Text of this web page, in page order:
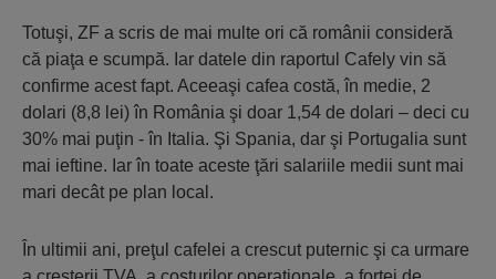
Totuşi, ZF a scris de mai multe ori că românii consideră
că piaţa e scumpă. Iar datele din raportul Cafely vin să
confirme acest fapt. Aceeaşi cafea costă, în medie, 2
dolari (8,8 lei) în România şi doar 1,54 de dolari – deci cu
30% mai puţin - în Italia. Şi Spania, dar şi Portugalia sunt
mai ieftine. Iar în toate aceste ţări salariile medii sunt mai
mari decât pe plan local.
În ultimii ani, preţul cafelei a crescut puternic şi ca urmare